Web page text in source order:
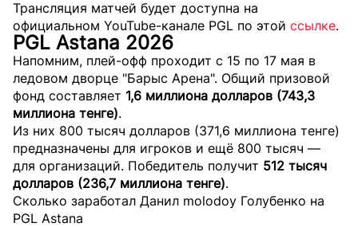
Трансляция матчей будет доступна на
официальном YouTube-канале PGL по этой ссылке.
PGL Astana 2026
Напомним, плей-офф проходит с 15 по 17 мая в
ледовом дворце "Барыс Арена". Общий призовой
фонд составляет 1,6 миллиона долларов (743,3
миллиона тенге).
Из них 800 тысяч долларов (371,6 миллиона тенге)
предназначены для игроков и ещё 800 тысяч —
для организаций. Победитель получит 512 тысяч
долларов (236,7 миллиона тенге).
Сколько заработал Данил molodoy Голубенко на
PGL Astana